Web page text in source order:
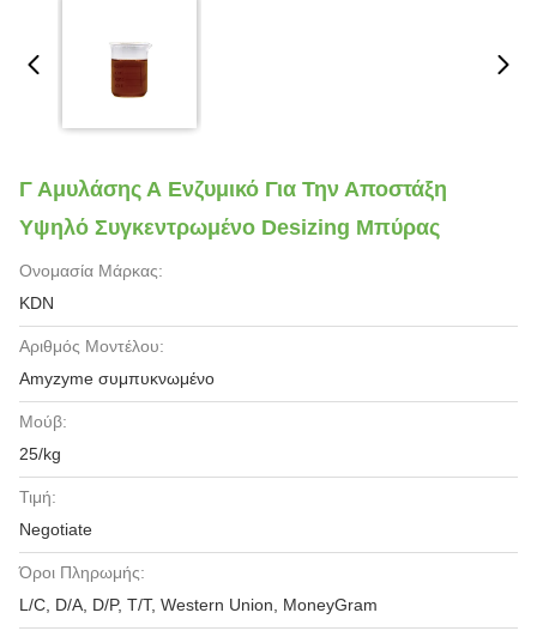
Γ Αμυλάσης Α Ενζυμικό Για Την Αποστάξη
Υψηλό Συγκεντρωμένο Desizing Μπύρας
Ονομασία Μάρκας:
KDN
Αριθμός Μοντέλου:
Amyzyme συμπυκνωμένο
Μούβ:
25/kg
Τιμή:
Negotiate
Όροι Πληρωμής:
L/C, D/A, D/P, T/T, Western Union, MoneyGram